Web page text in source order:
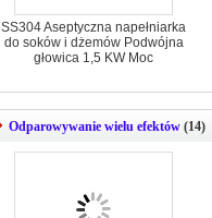
SS304 Aseptyczna napełniarka
do soków i dżemów Podwójna
głowica 1,5 KW Moc
Odparowywanie wielu efektów (14)